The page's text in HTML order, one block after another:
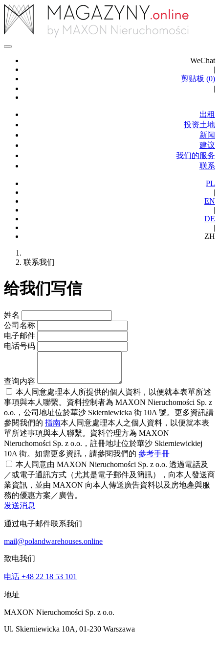
WeChat
|
剪贴板 (0)
|
出租
投资土地
新闻
建议
我们的服务
联系
PL
|
EN
|
DE
|
ZH
联系我们
给我们写信
姓名
公司名称
电子邮件
电话号码
查询内容
本人同意處理本人所提供的個人資料，以便就本表單所述
事項與本人聯繫。資料控制者為 MAXON Nieruchomości Sp. z
o.o.，公司地址位於華沙 Skierniewicka 街 10A 號。更多資訊請
參閱我們的 指南本人同意處理本人之個人資料，以便就本表
單所述事項與本人聯繫。資料管理方為 MAXON
Nieruchomości Sp. z o.o.，註冊地址位於華沙 Skierniewickiej
10A 街。如需更多資訊，請參閱我們的 參考手冊
本人同意由 MAXON Nieruchomości Sp. z o.o. 透過電話及
／或電子通訊方式（尤其是電子郵件及簡訊），向本人發送商
業資訊，並由 MAXON 向本人傳送廣告資料以及房地產與服
務的優惠方案／廣告。
发送消息
通过电子邮件联系我们
mail@polandwarehouses.online
致电我们
电话 +48 22 18 53 101
地址
MAXON Nieruchomości Sp. z o.o.
Ul. Skierniewicka 10A, 01-230 Warszawa